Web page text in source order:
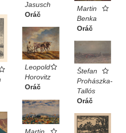
Jasusch
Oráč
Martin
Benka
Oráč
Leopold
Horovitz
Oráč
Štefan
Prohászka-
Tallós
Oráč
Martin